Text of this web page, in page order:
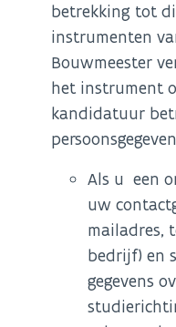
betrekking tot
instrumenten
Bouwmeester
het instrument
kandidatuur
Als u een
uw
mailadres,
bedrijf) en
gegevens